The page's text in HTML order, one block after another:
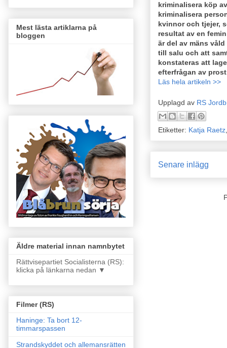
kriminalisera köp
kriminalisera
kvinnor och tjejer,
resultat av en
är del av mäns
till salu och att
konstateras att
efterfrågan av
Läs hela artikeln >>
Upplagd av RS
Etiketter: Katja Raetz
Senare inlägg
Mest lästa artiklarna på
bloggen
Äldre material innan namnbytet
Rättvisepartiet Socialisterna (RS):
klicka på länkarna nedan ▼
Filmer (RS)
Haninge: Ta bort 12-
timmarspassen
Strandskyddet och allemansrätten